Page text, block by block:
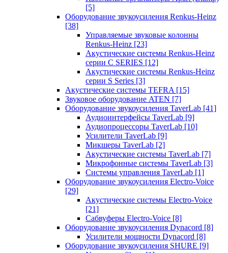
[5]
Оборудование звукоусиления Renkus-Heinz
[38]
Управляемые звуковые колонны
Renkus-Heinz [23]
Акустические системы Renkus-Heinz
серии C SERIES [12]
Акустические системы Renkus-Heinz
серии S Series [3]
Акустические системы TEFRA [15]
Звуковое оборудование ATEN [7]
Оборудование звукоусиления TaverLab [41]
Аудиоинтерфейсы TaverLab [9]
Аудиопроцессоры TaverLab [10]
Усилители TaverLab [9]
Микшеры TaverLab [2]
Акустические системы TaverLab [7]
Микрофонные системы TaverLab [3]
Системы управления TaverLab [1]
Оборудование звукоусиления Electro-Voice
[29]
Акустические системы Electro-Voice
[21]
Сабвуферы Electro-Voice [8]
Оборудование звукоусиления Dynacord [8]
Усилители мощности Dynacord [8]
Оборудование звукоусиления SHURE [9]